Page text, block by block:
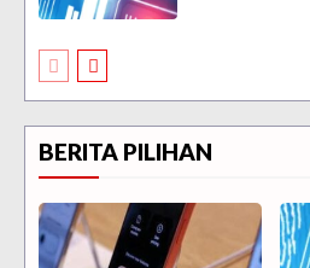
BERITA PILIHAN